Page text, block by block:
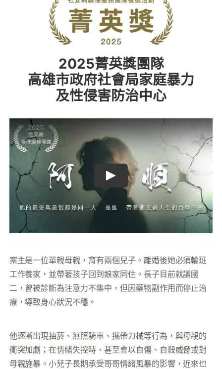
高照顧負荷
社福中心與脆弱家庭
2025菁英獎團隊
高雄市政府社會局家庭暴力
及性侵害防治中心
案主是一位單親母親，育有兩個兒子。離婚後她必須輪班
工作養家，並帶著孩子回到娘家同住。長子目前就讀國
二，曾被診斷為注意力不集中，但因藥物副作用而停止治
療，導致身心狀況不穩。
他逐漸出現抽菸、無照騎車、攜帶刀械等行為，與母親的
衝突加劇；在情緒失控時，甚至會以自傷、自殺威脅或對
母親施暴。小兒子長期承受哥哥情緒風暴的影響，近來也